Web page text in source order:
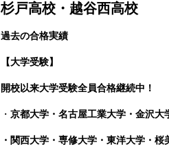
杉戸高校・越谷西高校
過去の合格実績
【大学受験】
開校以来大学受験全員合格継続中！
・ 京都大学・名古屋工業大学・金沢
・関西大学・専修大学・東洋大学・